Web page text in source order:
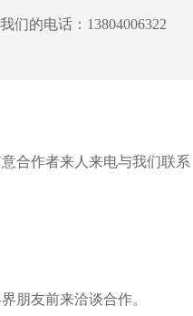
们的电话：13804006322
合作者来人来电与我们联系
朋友前来洽谈合作。